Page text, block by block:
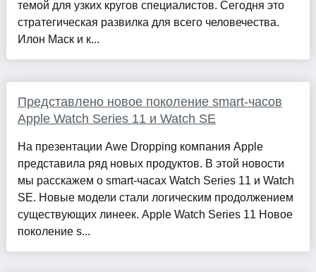
темой для узких кругов специалистов. Сегодня это
стратегическая развилка для всего человечества.
Илон Маск и к...
Представлено новое поколение smart-часов
Apple Watch Series 11 и Watch SE
На презентации Awe Dropping компания Apple
представила ряд новых продуктов. В этой новости
мы расскажем о smart-часах Watch Series 11 и Watch
SE. Новые модели стали логическим продолжением
существующих линеек. Apple Watch Series 11 Новое
поколение s...